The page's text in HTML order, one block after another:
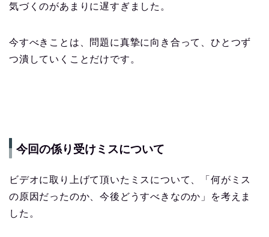
気づくのがあまりに遅すぎました。
今すべきことは、問題に真摯に向き合って、ひとつず
つ潰していくことだけです。
今回の係り受けミスについて
ビデオに取り上げて頂いたミスについて、「何がミス
の原因だったのか、今後どうすべきなのか」を考えま
した。